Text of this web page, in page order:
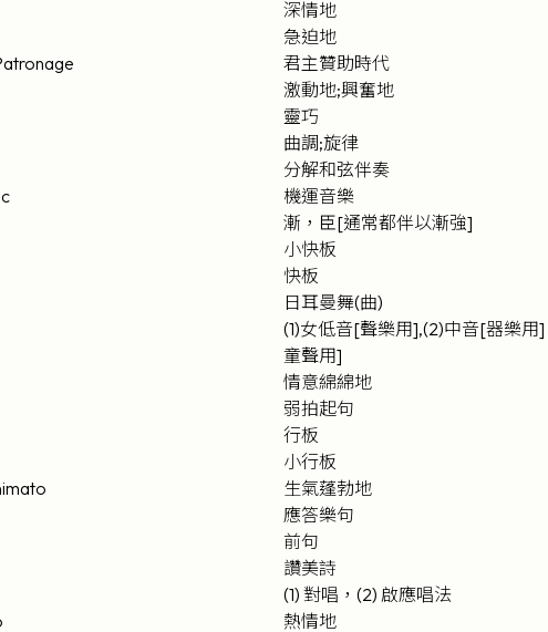
深情地
急迫地
君主贊助時代
激動地;興奮地
靈巧
曲調;旋律
分解和弦伴奏
機運音樂
漸，臣[通常都伴以漸強]
小快板
快板
日耳曼舞(曲)
(1)女低音[聲樂用],(2)中音[器樂用
童聲用]
情意綿綿地
弱拍起句
行板
小行板
生氣蓬勃地
應答樂句
前句
讚美詩
(1) 對唱，(2) 啟應唱法
熱情地